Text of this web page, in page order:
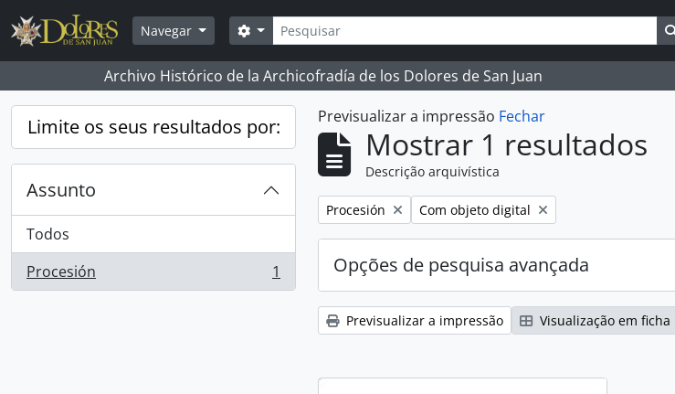
Skip to main content
Navegar
Pesquisar
Opções de busca
Archivo Histórico de la Archicofradía de los Dolores de San Juan
Limite os seus resultados por:
Assunto
Todos
Procesión
, 1 resultados 1
Previsualizar a impressão Fechar
Mostrar 1 resultados
Descrição arquivística
Remover filtro:
Procesión Remover filtro:
Com objeto digital
Opções de pesquisa avançada
Previsualizar a impressão Visualização em ficha